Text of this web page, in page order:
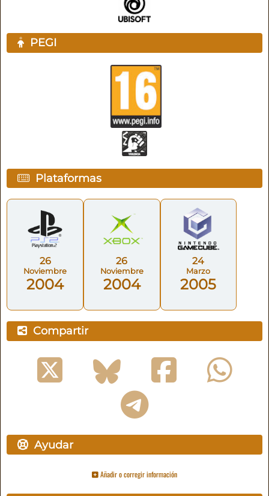
PEGI
Plataformas
26
Noviembre
2004
26
Noviembre
2004
24
Marzo
2005
Compartir
Ayudar
Añadir o corregir información